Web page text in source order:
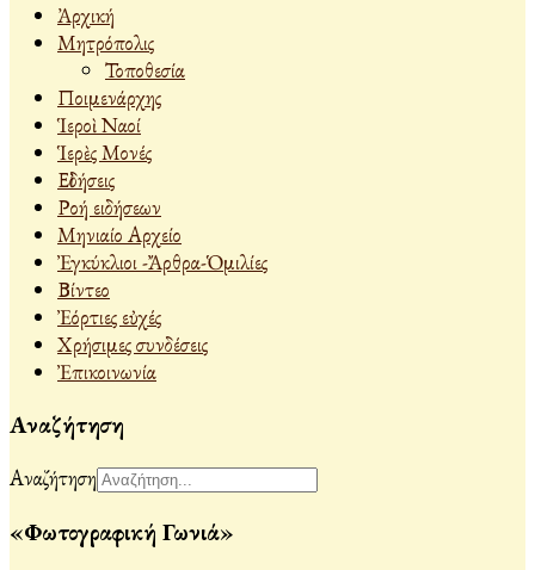
Ἀρχική
Μητρόπολις
Τοποθεσία
Ποιμενάρχης
Ἱεροὶ Ναοί
Ἱερὲς Μονές
Εἰδήσεις
Ροή ειδήσεων
Μηνιαίο Αρχείο
Ἐγκύκλιοι -Ἄρθρα-Ὁμιλίες
Βίντεο
Ἐόρτιες εὐχές
Χρήσιμες συνδέσεις
Ἐπικοινωνία
Αναζήτηση
Αναζήτηση
«Φωτογραφική Γωνιά»